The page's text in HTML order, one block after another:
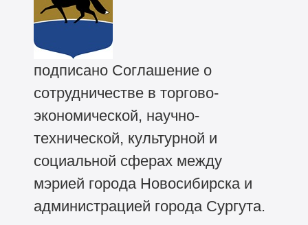
подписано Соглашение о
сотрудничестве в торгово-
экономической, научно-
технической, культурной и
социальной сферах между
мэрией города Новосибирска и
администрацией города Сургута.